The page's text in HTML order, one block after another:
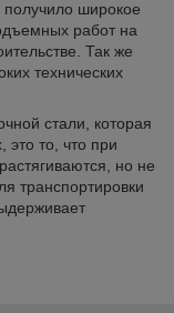
получило широкое
работ на
Так же
технических
стали, которая
то, что при
но не
транспортировки